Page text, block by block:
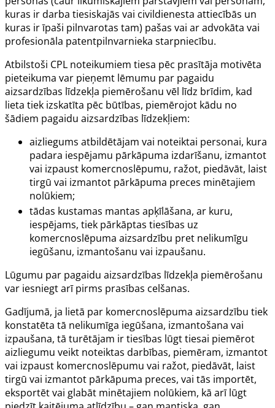
kuras ir darba tiesiskajās vai civildienesta attiecībās un
kuras ir īpaši pilnvarotas tam) pašas vai ar advokāta vai
profesionāla patentpilnvarnieka starpniecību.
Atbilstoši CPL noteikumiem tiesa pēc prasītāja motivēta
pieteikuma var pieņemt lēmumu par pagaidu
aizsardzības līdzekļa piemērošanu vēl līdz brīdim, kad
lieta tiek izskatīta pēc būtības, piemērojot kādu no
šādiem pagaidu aizsardzības līdzekļiem:
aizliegums atbildētājam vai noteiktai personai, kura
padara iespējamu pārkāpuma izdarīšanu, izmantot
vai izpaust komercnoslēpumu, ražot, piedāvāt, laist
tirgū vai izmantot pārkāpuma preces minētajiem
nolūkiem;
tādas kustamas mantas apķīlāšana, ar kuru,
iespējams, tiek pārkāptas tiesības uz
komercnoslēpuma aizsardzību pret nelikumīgu
iegūšanu, izmantošanu vai izpaušanu.
Lūgumu par pagaidu aizsardzības līdzekļa piemērošanu
var iesniegt arī pirms prasības celšanas.
Gadījumā, ja lietā par komercnoslēpuma aizsardzību tiek
konstatēta tā nelikumīga iegūšana, izmantošana vai
izpaušana, tā turētājam ir tiesības lūgt tiesai piemērot
aizliegumu veikt noteiktas darbības, piemēram, izmantot
vai izpaust komercnoslēpumu vai ražot, piedāvāt, laist
tirgū vai izmantot pārkāpuma preces, vai tās importēt,
eksportēt vai glabāt minētajiem nolūkiem, kā arī lūgt